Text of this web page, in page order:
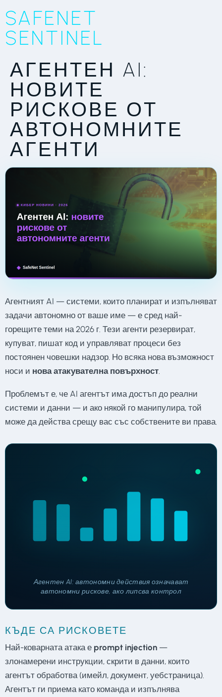
SAFENET
SENTINEL
АГЕНТЕН AI:
НОВИТЕ
РИСКОВЕ ОТ
АВТОНОМНИТЕ
АГЕНТИ
Агентният AI — системи, които планират и изпълняват
задачи автономно от ваше име — е сред най-
горещите теми на 2026 г. Тези агенти резервират,
купуват, пишат код и управляват процеси без
постоянен човешки надзор. Но всяка нова възможност
носи и нова атакувателна повърхност
Проблемът е, че AI агентът има достъп до реални
системи и данни — и ако някой го манипулира, той
може да действа срещу вас със собствените ви права.
Агентен AI: автономни действия означават
автономни рискове, ако липсва контрол
КЪДЕ СА РИСКОВЕТЕ
Най-коварната атака е prompt injection —
злонамерени инструкции, скрити в данни, които
агентът обработва (имейл, документ, уебстраница).
Агентът ги приема като команда и изпълнява